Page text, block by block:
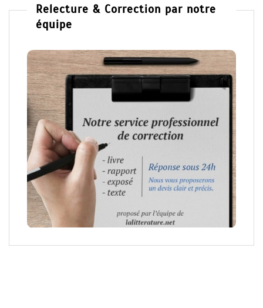
Relecture & Correction par notre
équipe